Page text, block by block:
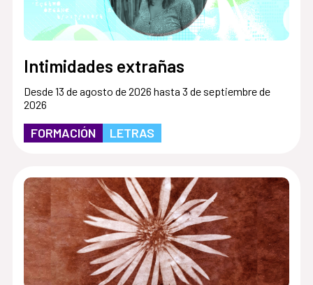
Intimidades extrañas
Desde 13 de agosto de 2026 hasta 3 de septiembre de
2026
FORMACIÓN LETRAS